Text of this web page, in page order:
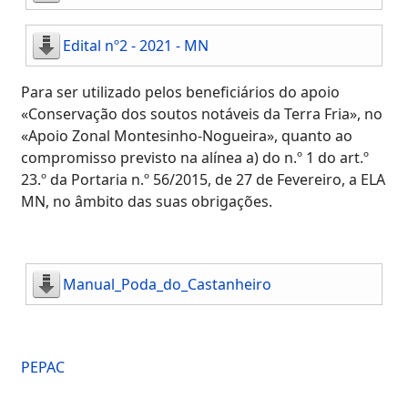
Edital nº2 - 2021 - MN
Para ser utilizado pelos beneficiários do apoio
«Conservação dos soutos notáveis da Terra Fria», no
«Apoio Zonal Montesinho-Nogueira», quanto ao
compromisso previsto na alínea a) do n.º 1 do art.º
23.º da Portaria n.º 56/2015, de 27 de Fevereiro, a ELA
MN, no âmbito das suas obrigações.
Manual_Poda_do_Castanheiro
PEPAC